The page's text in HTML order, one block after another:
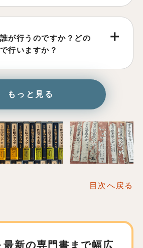
が行うのですか？どの
行いますか？
もっと見る
目次へ戻る
最新の専門書まで幅広